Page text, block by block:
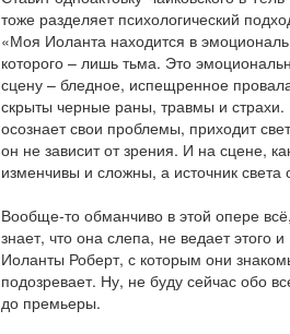
тоже разделяет психологический
«Моя Иоланта находится в
которого – лишь тьма. Это
сцену – бледное, испещренное
скрыты черные раны, травмы и страхи.
осознает свои проблемы, приходит
он не зависит от зрения. И на сцене,
изменчивы и сложны, а источник
Вообще-то обманчиво в этой опере
знает, что она слепа, не ведает этого
Иоланты Роберт, с которым они
подозревает. Ну, не буду сейчас обо
до премьеры.